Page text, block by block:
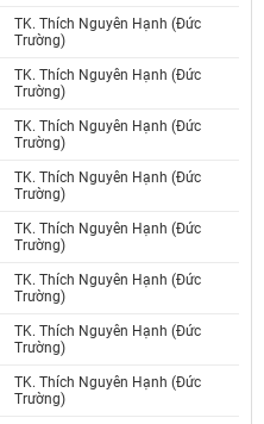
TK. Thích Nguyên Hạnh (Đức
Trường)
TK. Thích Nguyên Hạnh (Đức
Trường)
TK. Thích Nguyên Hạnh (Đức
Trường)
TK. Thích Nguyên Hạnh (Đức
Trường)
TK. Thích Nguyên Hạnh (Đức
Trường)
TK. Thích Nguyên Hạnh (Đức
Trường)
TK. Thích Nguyên Hạnh (Đức
Trường)
TK. Thích Nguyên Hạnh (Đức
Trường)